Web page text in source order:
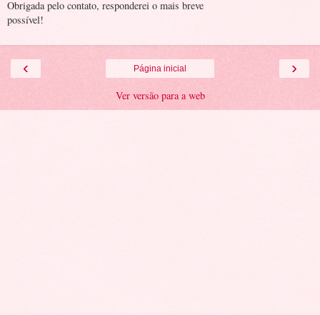
Obrigada pelo contato, responderei o mais breve
possível!
‹ ›
Página inicial
Ver versão para a web